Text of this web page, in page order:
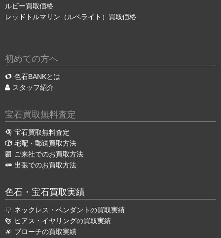
ルビー買取価格
レッドトルマリン（ルベライト）買取価格
初めての方へ
色石BANKとは
スタッフ紹介
宝石買取無料査定
宝石買取無料査定
宅配・郵送買取方法
ご来社でのお買取方法
出張でのお買取方法
色石・宝石買取実績
ネックレス・ペンダントの買取実績
ピアス・イヤリングの買取実績
ブローチの買取実績